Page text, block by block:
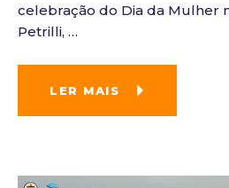
celebração do Dia da Mulher
Petrilli, …
LER MAIS